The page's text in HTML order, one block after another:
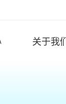
关于我们